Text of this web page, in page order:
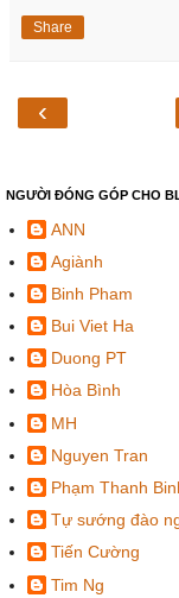
Share
‹
NGƯỜI ĐÓNG GÓP CHO
ANN
Agiành
Binh Pham
Bui Viet Ha
Duong PT
Hòa Bình
MH
Nguyen Tran
Phạm Thanh
Tự sướng đào
Tiến Cường
Tim Ng